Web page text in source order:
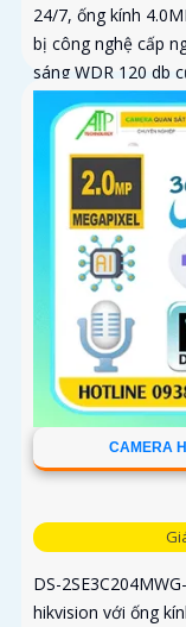
24/7, ống kính
bị công nghệ cấp
sáng WDR 120 db
CAMERA
DS-
hikvision với ống